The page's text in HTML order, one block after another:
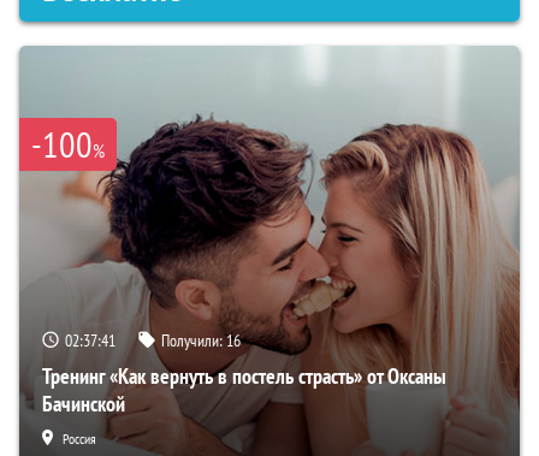
-100%
02:37:40 Получили:16
Тренинг «Как вернуть в постель страсть» от Оксаны
Бачинской
Россия